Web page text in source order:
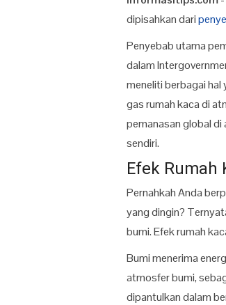
dipisahkan dari
Penyebab utama
dalam
meneliti berbagai
gas rumah kaca di
pemanasan global
sendiri.
Efek Rumah
Pernahkah Anda
yang dingin?
bumi. Efek rumah
Bumi menerima
atmosfer bumi,
dipantulkan dalam